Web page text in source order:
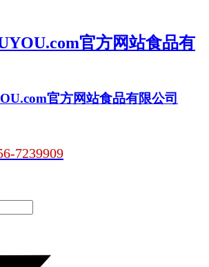
7239909